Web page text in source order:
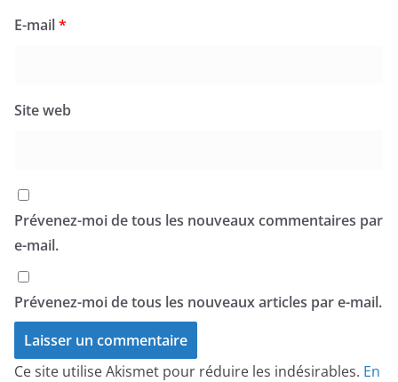
E-mail*
Site web
Prévenez-moi de tous les nouveaux commentaires par
e-mail.
Prévenez-moi de tous les nouveaux articles par e-mail.
Ce site utilise Akismet pour réduire les indésirables. En